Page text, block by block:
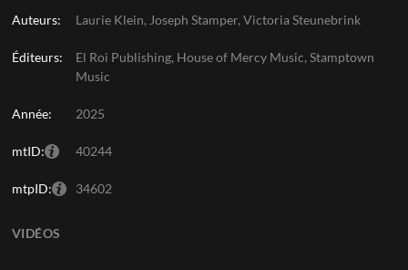
Auteurs: Laurie Klein, Joseph Stamper, Victoria Steunebrink
Éditeurs:
El Roi Publishing, House of Mercy Music, Stamptown
Music
Année: 2025
mtID: 40244
mtpID: 34602
VIDÉOS